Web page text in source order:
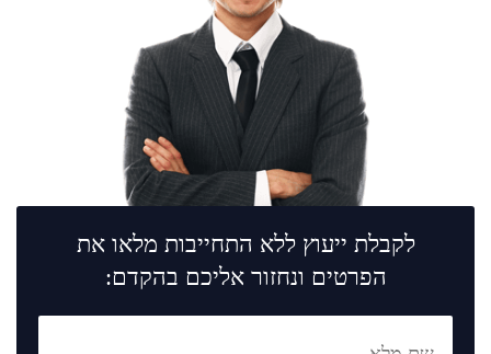
לקבלת ייעוץ ללא התחייבות מלאו את
הפרטים ונחזור אליכם בהקדם: